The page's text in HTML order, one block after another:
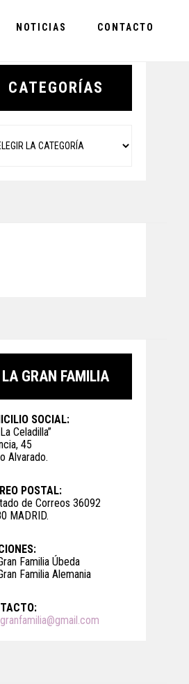
NOTICIAS CONTACTO
CATEGORÍAS
LA GRAN FAMILIA
SOCIAL:
Celadilla”
45
Alvarado.
POSTAL:
de Correos 36092
MADRID.
Familia Úbeda
Familia Alemania